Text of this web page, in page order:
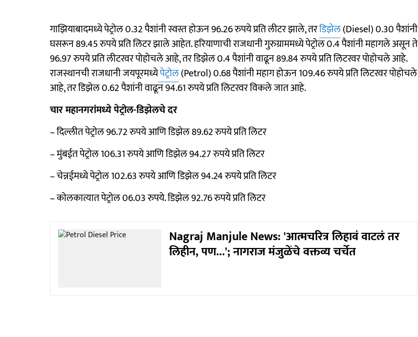
गाझियाबादमध्ये पेट्रोल 0.32 पैशांनी स्वस्त होऊन 96.26 रुपये प्रति लीटर झाले, तरडिझेल(Diesel) 0.30 पैशांनी
घसरून 89.45 रुपये प्रति लिटर झाले आहेत. हरियाणाची राजधानी गुरुग्राममध्ये पेट्रोल 0.4 पैशांनी महागले असून ते
96.97 रुपये प्रति लीटरवर पोहोचले आहे, तर डिझेल 0.4 पैशांनी वाढून 89.84 रुपये प्रति लिटरवर पोहोचले आहे.
राजस्थानची राजधानी जयपूरमध्येपेट्रोल(Petrol) 0.68 पैशांनी महाग होऊन 109.46 रुपये प्रति लिटरवर पोहोचले
आहे, तर डिझेल 0.62 पैशांनी वाढून 94.61 रुपये प्रति लिटरवर विकले जात आहे.
चार महानगरांमध्ये पेट्रोल-डिझेलचे दर
– दिल्लीत पेट्रोल 96.72 रुपये आणि डिझेल 89.62 रुपये प्रति लिटर
– मुंबईत पेट्रोल 106.31 रुपये आणि डिझेल 94.27 रुपये प्रति लिटर
– चेन्नईमध्ये पेट्रोल 102.63 रुपये आणि डिझेल 94.24 रुपये प्रति लिटर
– कोलकात्यात पेट्रोल 06.03 रुपये. डिझेल 92.76 रुपये प्रति लिटर
Nagraj Manjule News: 'आत्मचरित्र लिहावं वाटलं तर
लिहीन, पण...'; नागराज मंजुळेंचे वक्तव्य चर्चेत